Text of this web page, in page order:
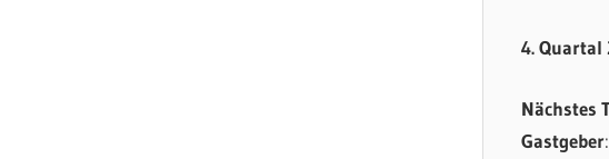
4. Quartal
Nächstes
Gastgeber: